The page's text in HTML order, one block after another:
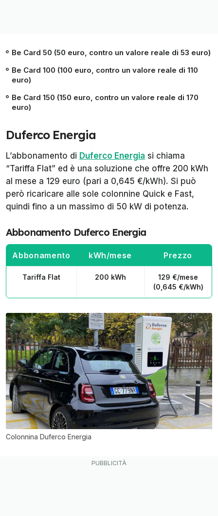
Be Card 50 (50 euro, contro un valore reale di 53 euro)
Be Card 100 (100 euro, contro un valore reale di 110
euro)
Be Card 150 (150 euro, contro un valore reale di 170
euro)
Duferco Energia
L’abbonamento di Duferco Energia si chiama
“Tariffa Flat” ed è una soluzione che offre 200 kWh
al mese a 129 euro (pari a 0,645 €/kWh). Si può
però ricaricare alle sole colonnine Quick e Fast,
quindi fino a un massimo di 50 kW di potenza.
Abbonamento Duferco Energia
Abbonamento kWh/mese Prezzo
Tariffa Flat 200 kWh
129 €/mese
(0,645 €/kWh)
Colonnina Duferco Energia